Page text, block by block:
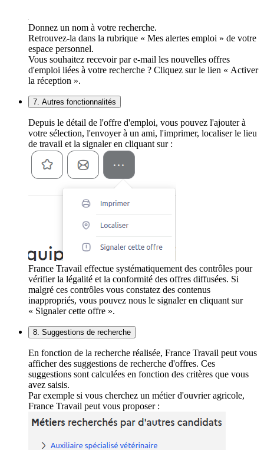
Donnez un nom à votre recherche.
Retrouvez-la dans la rubrique « Mes alertes emploi » de votre
espace personnel.
Vous souhaitez recevoir par e-mail les nouvelles offres
d'emploi liées à votre recherche ? Cliquez sur le lien « Activer
la réception ».
7. Autres fonctionnalités
Depuis le détail de l'offre d'emploi, vous pouvez l'ajouter à
votre sélection, l'envoyer à un ami, l'imprimer, localiser le lieu
de travail et la signaler en cliquant sur :
France Travail effectue systématiquement des contrôles pour
vérifier la légalité et la conformité des offres diffusées. Si
malgré ces contrôles vous constatez des contenus
inappropriés, vous pouvez nous le signaler en cliquant sur
« Signaler cette offre ».
8. Suggestions de recherche
En fonction de la recherche réalisée, France Travail peut vous
afficher des suggestions de recherche d'offres. Ces
suggestions sont calculées en fonction des critères que vous
avez saisis.
Par exemple si vous cherchez un métier d'ouvrier agricole,
France Travail peut vous proposer :